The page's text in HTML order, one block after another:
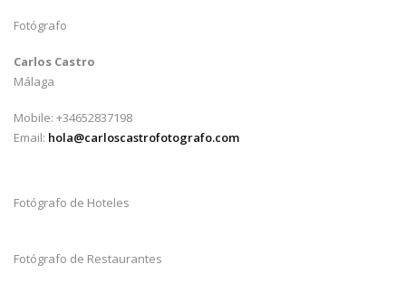
Fotógrafo
Carlos Castro
Málaga
Mobile: +34652837198
Email: hola@carloscastrofotografo.com
Fotógrafo de Hoteles
Fotógrafo de Restaurantes